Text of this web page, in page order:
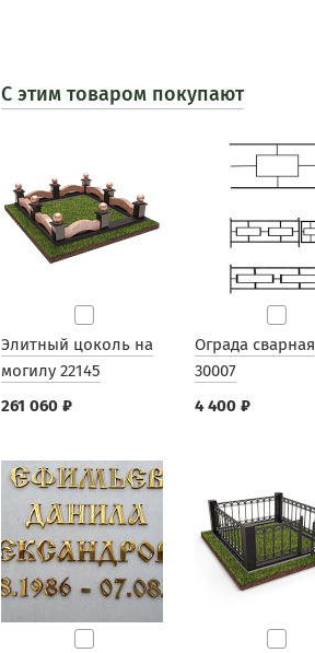
С этим товаром покупают
Элитный цоколь на
могилу 22145
261 060 ₽
Ограда сварная
30007
4 400 ₽